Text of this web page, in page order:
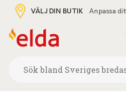
VÄLJ DIN BUTIK Anpassa